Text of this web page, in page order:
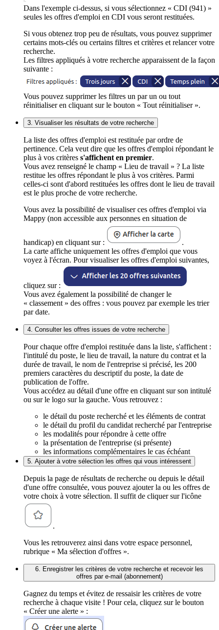
Dans l'exemple ci-dessus, si vous sélectionnez « CDI (941) »
seules les offres d'emploi en CDI vous seront restituées.
Si vous obtenez trop peu de résultats, vous pouvez supprimer
certains mots-clés ou certains filtres et critères et relancer votre
recherche.
Les filtres appliqués à votre recherche apparaissent de la façon
suivante :
Vous pouvez supprimer les filtres un par un ou tout
réinitialiser en cliquant sur le bouton « Tout réinitialiser ».
3. Visualiser les résultats de votre recherche
La liste des offres d'emploi est restituée par ordre de
pertinence. Cela veut dire que les offres d'emploi répondant le
plus à vos critères s'affichent en premier.
Vous avez renseigné le champ « Lieu de travail » ? La liste
restitue les offres répondant le plus à vos critères. Parmi
celles-ci sont d'abord restituées les offres dont le lieu de travail
est le plus proche de votre recherche.
Vous avez la possibilité de visualiser ces offres d'emploi via
Mappy (non accessible aux personnes en situation de
handicap) en cliquant sur :
.
La carte affiche uniquement les offres d'emploi que vous
voyez à l'écran. Pour visualiser les offres d'emploi suivantes,
cliquez sur :
Vous avez également la possibilité de changer le
« classement » des offres : vous pouvez par exemple les trier
par date.
4. Consulter les offres issues de votre recherche
Pour chaque offre d'emploi restituée dans la liste, s'affichent :
l'intitulé du poste, le lieu de travail, la nature du contrat et la
durée de travail, le nom de l'entreprise si précisé, les 200
premiers caractères du descriptif du poste, la date de
publication de l'offre.
Vous accédez au détail d'une offre en cliquant sur son intitulé
ou sur le logo sur la gauche. Vous retrouvez :
le détail du poste recherché et les éléments de contrat
le détail du profil du candidat recherché par l'entreprise
les modalités pour répondre à cette offre
la présentation de l'entreprise (si présente)
les informations complémentaires le cas échéant
5. Ajouter à votre sélection les offres qui vous intéressent
Depuis la page de résultats de recherche ou depuis le détail
d'une offre consultée, vous pouvez ajouter la ou les offres de
votre choix à votre sélection. Il suffit de cliquer sur l'icône
.
Vous les retrouverez ainsi dans votre espace personnel,
rubrique « Ma sélection d'offres ».
6. Enregistrer les critères de votre recherche et recevoir les
offres par e-mail (abonnement)
Gagnez du temps et évitez de ressaisir les critères de votre
recherche à chaque visite ! Pour cela, cliquez sur le bouton
« Créer une alerte » :